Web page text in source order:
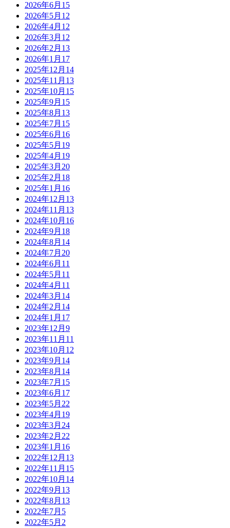
2026年6月 15
2026年5月 12
2026年4月 12
2026年3月 12
2026年2月 13
2026年1月 17
2025年12月 14
2025年11月 13
2025年10月 15
2025年9月 15
2025年8月 13
2025年7月 15
2025年6月 16
2025年5月 19
2025年4月 19
2025年3月 20
2025年2月 18
2025年1月 16
2024年12月 13
2024年11月 13
2024年10月 16
2024年9月 18
2024年8月 14
2024年7月 20
2024年6月 11
2024年5月 11
2024年4月 11
2024年3月 14
2024年2月 14
2024年1月 17
2023年12月 9
2023年11月 11
2023年10月 12
2023年9月 14
2023年8月 14
2023年7月 15
2023年6月 17
2023年5月 22
2023年4月 19
2023年3月 24
2023年2月 22
2023年1月 16
2022年12月 13
2022年11月 15
2022年10月 14
2022年9月 13
2022年8月 13
2022年7月 5
2022年5月 2